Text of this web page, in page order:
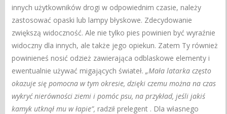
innych użytkowników drogi w odpowiednim czasie, należy
zastosować opaski lub lampy błyskowe. Zdecydowanie
zwiększą widoczność. Ale nie tylko pies powinien być wyraźnie
widoczny dla innych, ale także jego opiekun. Zatem Ty również
powinieneś nosić odzież zawierająca odblaskowe elementyi
ewentualnie używać migających świateł.„Mała latarka często
okazuje się pomocna w tym okresie, dzięki czemu można na czas
wykryć nierówności ziemi i pomóc psu, na przykład, jeśli jakiś
kamyk utknął mu w łapie”, radził prelegent . Dla własnego